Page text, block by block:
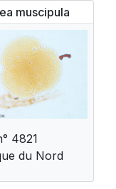
muscipula
4821
du Nord